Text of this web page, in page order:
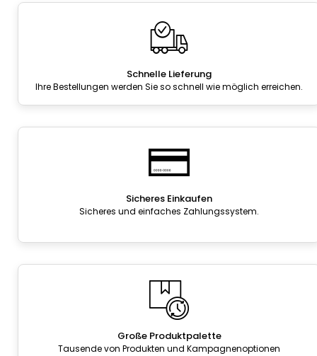
Schnelle Lieferung
Ihre Bestellungen werden Sie so schnell wie möglich erreichen.
Sicheres Einkaufen
Sicheres und einfaches Zahlungssystem.
Große Produktpalette
Tausende von Produkten und Kampagnenoptionen